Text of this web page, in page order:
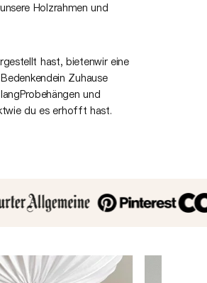
Holzrahmen und
hast, bietenwir eine
Zuhause
und
du es erhofft hast.